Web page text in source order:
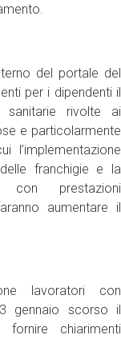
del portale del
per i dipendenti il
sanitarie rivolte ai
e particolarmente
l’implementazione
franchigie e la
con prestazioni
aumentare il
lavoratori con
gennaio scorso il
chiarimenti